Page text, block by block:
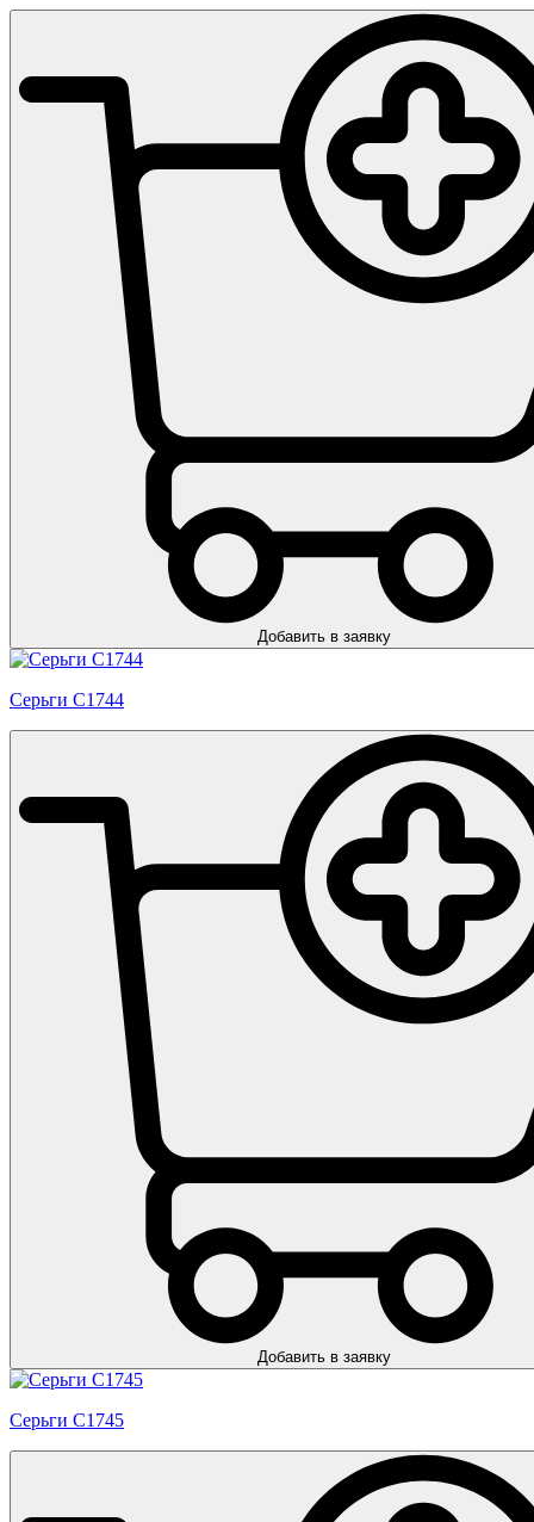
Добавить в заявку
Серьги С1744
Добавить в заявку
Серьги С1745